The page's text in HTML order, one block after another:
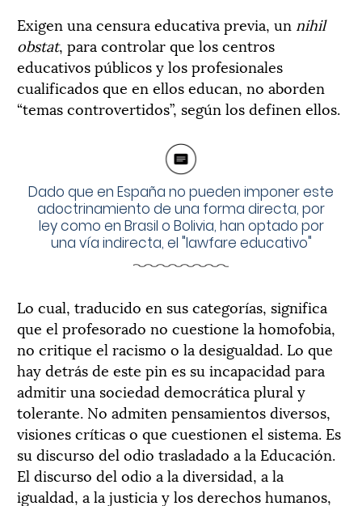
Exigen una censura educativa previa, un nihil
obstat, para controlar que los centros
educativos públicos y los profesionales
cualificados que en ellos educan, no aborden
“temas controvertidos”, según los definen ellos.
Dado que en España no pueden imponer este
adoctrinamiento de una forma directa, por
ley como en Brasil o Bolivia, han optado por
una vía indirecta, el "lawfare educativo"
Lo cual, traducido en sus categorías, significa
que el profesorado no cuestione la homofobia,
no critique el racismo o la desigualdad. Lo que
hay detrás de este pin es su incapacidad para
admitir una sociedad democrática plural y
tolerante. No admiten pensamientos diversos,
visiones críticas o que cuestionen el sistema. Es
su discurso del odio trasladado a la Educación.
El discurso del odio a la diversidad, a la
igualdad, a la justicia y los derechos humanos,